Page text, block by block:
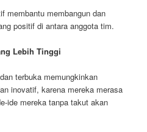
membantu membangun dan
positif di antara anggota tim.
Lebih Tinggi
terbuka memungkinkan
inovatif, karena mereka merasa
ide mereka tanpa takut akan